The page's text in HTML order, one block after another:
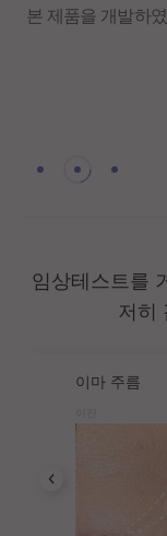
본 제품을 개발하
임상테스트를
저히
이마 주름